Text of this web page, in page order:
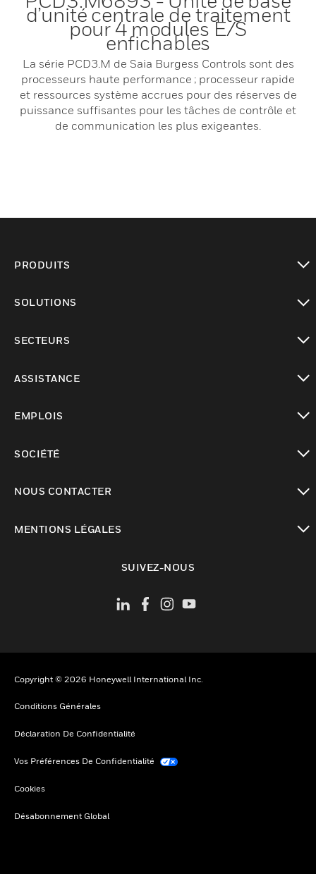
d’unité centrale de traitement
pour 4 modules E/S
enfichables
La série PCD3.M de Saia Burgess Controls sont des
processeurs haute performance ; processeur rapide
et ressources système accrues pour des réserves de
puissance suffisantes pour les tâches de contrôle et
de communication les plus exigeantes.
PRODUITS
SOLUTIONS
SECTEURS
ASSISTANCE
EMPLOIS
SOCIÉTÉ
NOUS CONTACTER
MENTIONS LÉGALES
SUIVEZ-NOUS
Copyright © 2026 Honeywell International Inc.
Conditions Générales
Déclaration De Confidentialité
Vos Préférences De Confidentialité
Cookies
Désabonnement Global